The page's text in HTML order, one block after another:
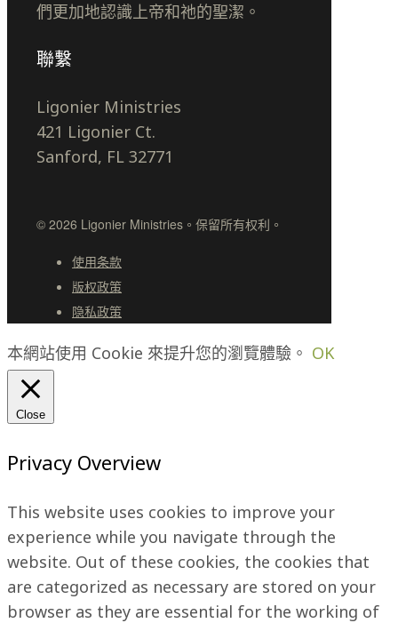
們更加地認識上帝和祂的聖潔。
聯繫
Ligonier Ministries
421 Ligonier Ct.
Sanford, FL 32771
© 2026 Ligonier Ministries。保留所有权利。
使用条款
版权政策
隐私政策
本網站使用 Cookie 來提升您的瀏覽體驗。 OK
Close
Privacy Overview
This website uses cookies to improve your
experience while you navigate through the
website. Out of these cookies, the cookies that
are categorized as necessary are stored on your
browser as they are essential for the working of